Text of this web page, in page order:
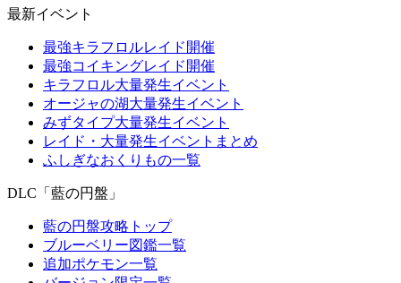
最新イベント
最強キラフロルレイド開催
最強コイキングレイド開催
キラフロル大量発生イベント
オージャの湖大量発生イベント
みずタイプ大量発生イベント
レイド・大量発生イベントまとめ
ふしぎなおくりもの一覧
DLC「藍の円盤」
藍の円盤攻略トップ
ブルーベリー図鑑一覧
追加ポケモン一覧